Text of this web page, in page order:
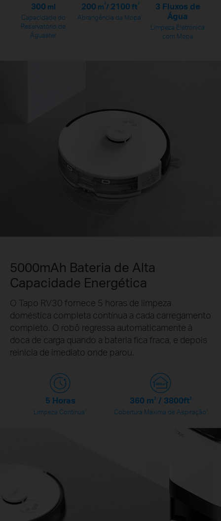
300 ml
Capacidade do
Reservatório de
Águaater
200 m2/ 2100 ft2
Abrangência da Mopa
3 Fluxos de
Água
Limpeza Eletrónica
com Mopa
5000mAh Bateria de Alta
Capacidade Energética
O Tapo RV30 fornece 5 horas de limpeza
doméstica completa contínua a cada carregamento
completo. O robô regressa automaticamente à
doca de carga quando a bateria fica fraca, e depois
reinicia de imediato onde parou.
5 Horas
Limpeza Contínua
360 m2 / 3800ft2
Cobertura Máxima de Aspiração